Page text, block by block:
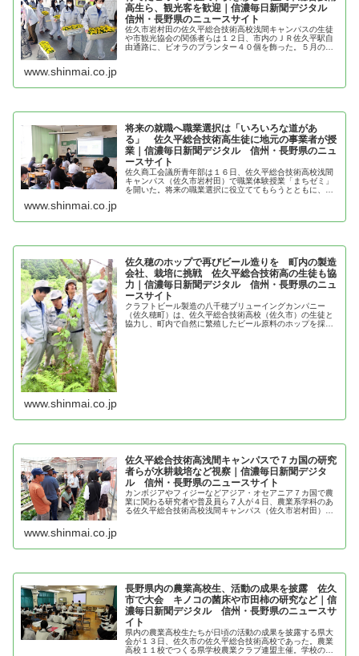
高生ら、観光客を歓迎｜信濃毎日新聞デジタル
信州・長野県のニュースサイト
佐久市岩村田の佐久平総合技術高校浅間キャンパスの生徒
や市観光協会の関係者らは１２日、市内のＪＲ佐久平駅自
由通路に、ビオラのプランター４０個を飾った。５月の大
www.shinmai.co.jp
将来の就職へ職業選択は「いろいろな道があ
る」 佐久平総合技術高生徒に地元の事業者が授
業｜信濃毎日新聞デジタル 信州・長野県のニュ
ースサイト
佐久商工会議所青年部は１６日、佐久平総合技術高校浅間
キャンパス（佐久市岩村田）で職業体験授業「まちゼミ」
を開いた。将来の職業選択に役立ててもらうとともに、地
www.shinmai.co.jp
佐久穂のホップで再びビール造りを 町内の製造
会社、栽培に挑戦 佐久平総合技術高の生徒も協
力｜信濃毎日新聞デジタル 信州・長野県のニュ
ースサイト
クラフトビール製造の八千穂ブリューイングカンパニー
（佐久穂町）は、佐久平総合技術高校（佐久市）の生徒と
協力し、町内で自然に繁殖したビール原料のホップを採取
www.shinmai.co.jp
佐久平総合技術高浅間キャンパスで７カ国の研究
者らが水耕栽培など視察｜信濃毎日新聞デジタ
ル 信州・長野県のニュースサイト
カンボジアやフィジーなどアジア・オセアニア７カ国で農
業に関わる研究者や普及員ら７人が４日、農業系学科のあ
る佐久平総合技術高校浅間キャンパス（佐久市岩村田）を
www.shinmai.co.jp
長野県内の農業高校生、活動の成果を披露 佐久
市で大会 キノコの菌床や市田柿の研究など｜信
濃毎日新聞デジタル 信州・長野県のニュースサ
イト
県内の農業高校生たちが日頃の活動の成果を披露する県大
会が１３日、佐久市の佐久平総合技術高校であった。農業
高校１１校でつくる県学校農業クラブ連盟主催。学校のチ